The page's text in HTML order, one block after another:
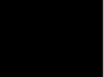
y conocer tus puntos